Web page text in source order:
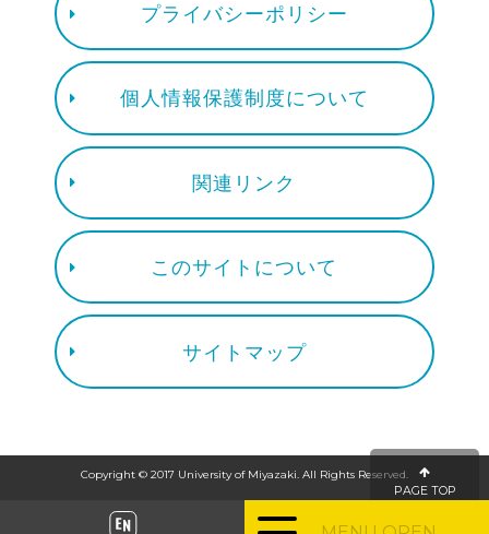
プライバシーポリシー
個人情報保護制度について
関連リンク
このサイトについて
サイトマップ
PAGE TOP
Copyright © 2017 University of Miyazaki. All Rights Reserved.